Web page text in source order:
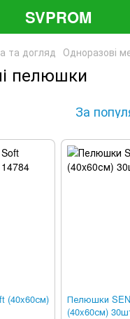
SVPROM
та догляд Одноразові
пелюшки
За
(40x60см)
Пелюшки
(40x60см)